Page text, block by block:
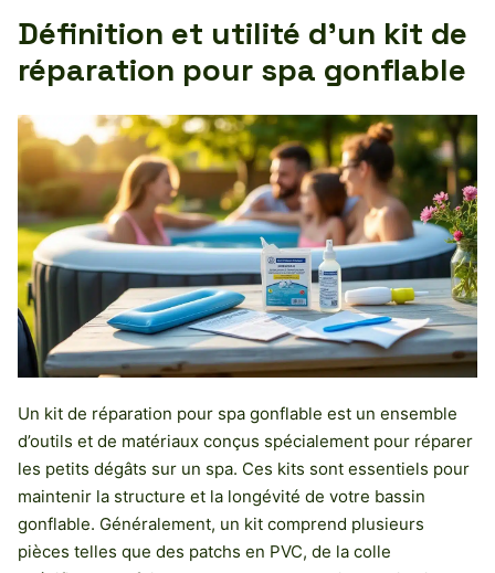
Définition et utilité d’un kit de
réparation pour spa gonflable
Un kit de réparation pour spa gonflable est un ensemble
d’outils et de matériaux conçus spécialement pour réparer
les petits dégâts sur un spa. Ces kits sont essentiels pour
maintenir la structure et la longévité de votre bassin
gonflable. Généralement, un kit comprend plusieurs
pièces telles que des patchs en PVC, de la colle